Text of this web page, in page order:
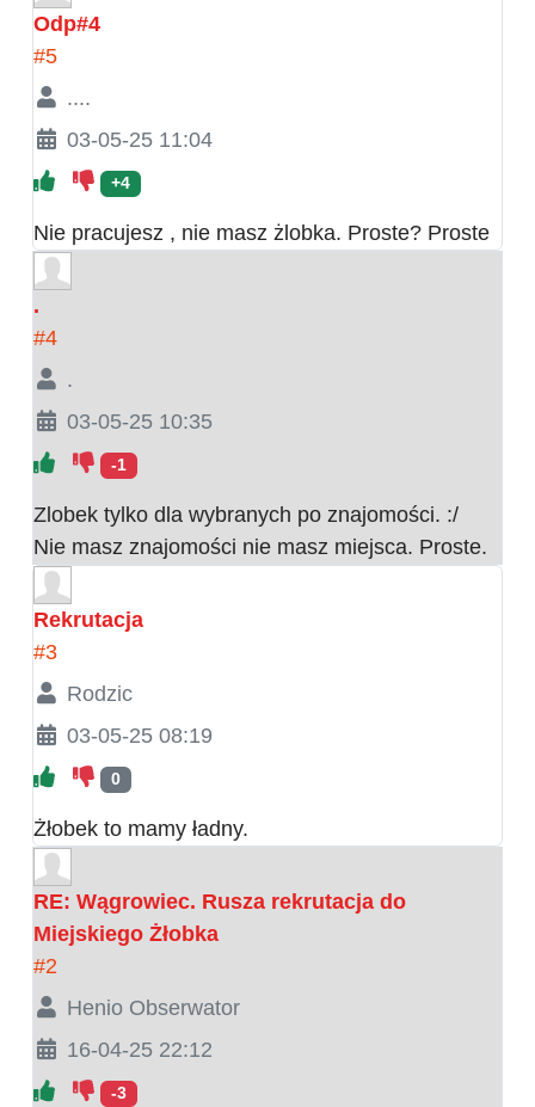
Odp#4
#5
....
03-05-25 11:04
+4
Nie pracujesz , nie masz żlobka. Proste? Proste
.
#4
.
03-05-25 10:35
-1
Zlobek tylko dla wybranych po znajomości. :/
Nie masz znajomości nie masz miejsca. Proste.
Rekrutacja
#3
Rodzic
03-05-25 08:19
0
Żłobek to mamy ładny.
RE: Wągrowiec. Rusza rekrutacja do
Miejskiego Żłobka
#2
Henio Obserwator
16-04-25 22:12
-3